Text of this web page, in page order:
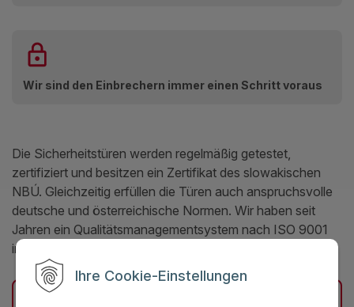
Ihre Cookie-Einstellungen
Wir sind den Einbrechern immer einen Schritt voraus
Die Sicherheitstüren werden regelmäßig getestet,
zertifiziert und besitzen ein Zertifikat des slowakischen
NBÚ. Gleichzeitig erfüllen die Türen auch anspruchsvolle
deutsche und österreichische Normen. Wir haben seit
Jahren ein Qualitätsmanagementsystem nach ISO 9001
implementiert.